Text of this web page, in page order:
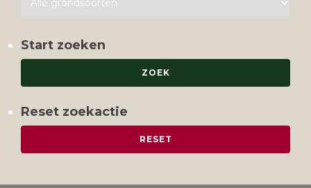
Start zoeken
Reset zoekactie